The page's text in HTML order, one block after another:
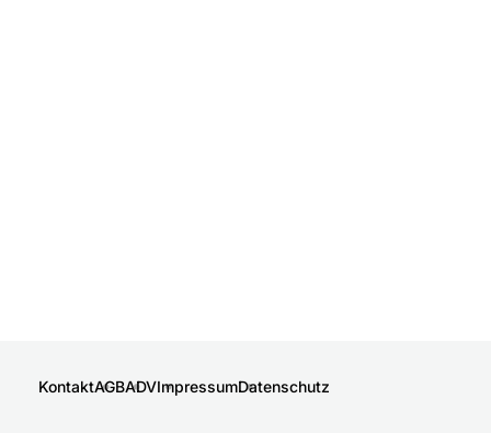
KontaktAGBADVImpressumDatenschutz